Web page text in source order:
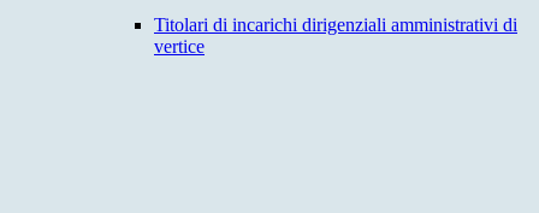
Titolari di incarichi dirigenziali amministrativi di
vertice